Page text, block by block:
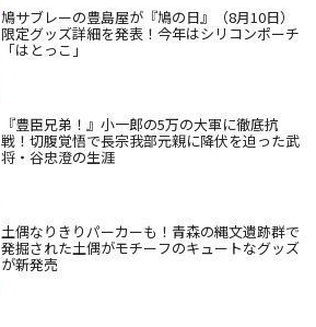
鳩サブレーの豊島屋が『鳩の日』（8月10日）
限定グッズ詳細を発表！今年はシリコンポーチ
「はとっこ」
『豊臣兄弟！』小一郎の5万の大軍に徹底抗
戦！切腹覚悟で長宗我部元親に降伏を迫った武
将・谷忠澄の生涯
土偶なりきりパーカーも！青森の縄文遺跡群で
発掘された土偶がモチーフのキュートなグッズ
が新発売